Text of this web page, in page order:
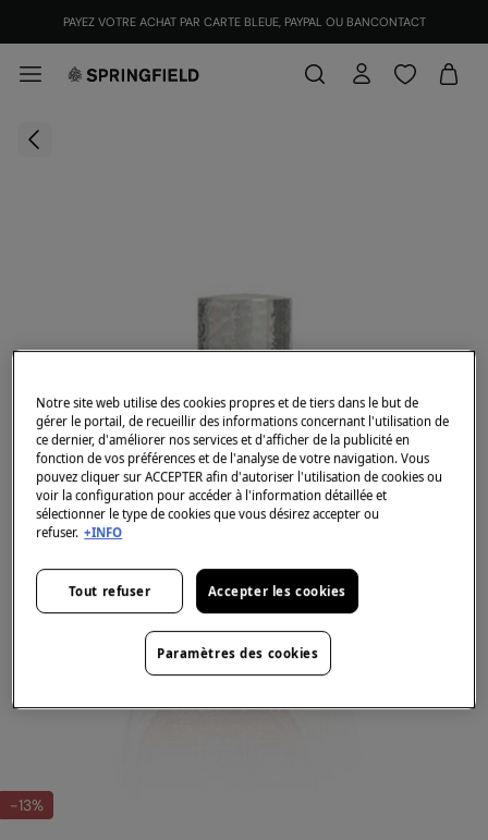
PAYEZ VOTRE ACHAT PAR CARTE BLEUE, PAYPAL OU BANCONTACT
-13%
Notre site web utilise des cookies propres et de tiers dans le but de
gérer le portail, de recueillir des informations concernant l'utilisation de
ce dernier, d'améliorer nos services et d'afficher de la publicité en
fonction de vos préférences et de l'analyse de votre navigation. Vous
pouvez cliquer sur ACCEPTER afin d'autoriser l'utilisation de cookies ou
voir la configuration pour accéder à l'information détaillée et
sélectionner le type de cookies que vous désirez accepter ou
refuser. +INFO
Tout refuser Accepter les cookies
Paramètres des cookies